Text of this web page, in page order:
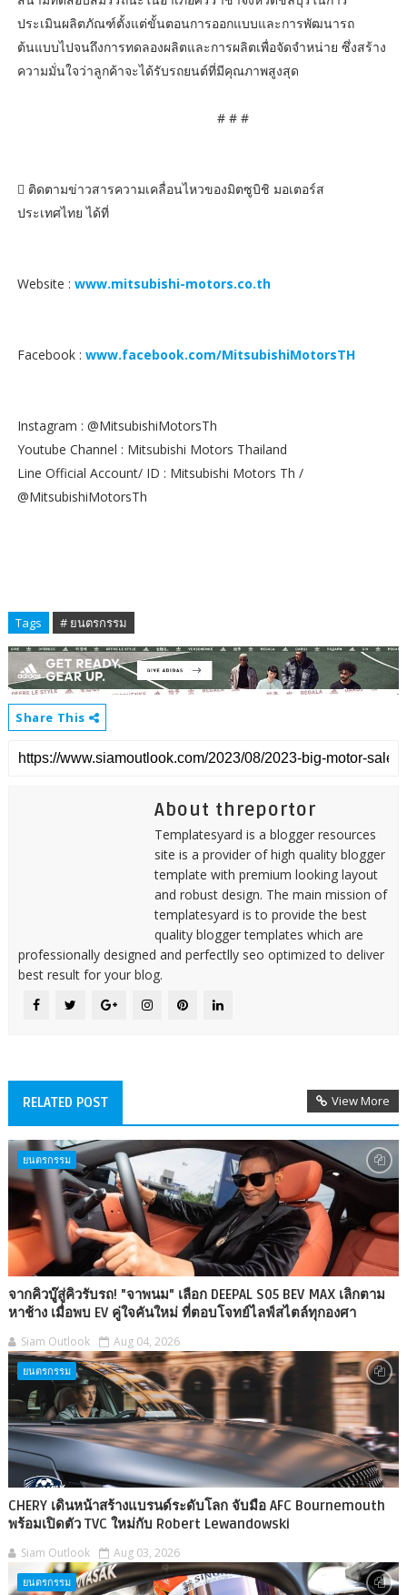
ประเมินผลิตภัณฑ์ตั้งแต่ขั้นตอนการออกแบบและการพัฒนารถ
ต้นแบบไปจนถึงการทดลองผลิตและการผลิตเพื่อจัดจำหน่าย ซึ่งสร้าง
ความมั่นใจว่าลูกค้าจะได้รับรถยนต์ที่มีคุณภาพสูงสุด
# # #
 ติดตามข่าวสารความเคลื่อนไหวของมิตซูบิชิ มอเตอร์ส
ประเทศไทย ได้ที่
Website : www.mitsubishi-motors.co.th
Facebook : www.facebook.com/MitsubishiMotorsTH
Instagram : @MitsubishiMotorsTh
Youtube Channel : Mitsubishi Motors Thailand
Line Official Account/ ID : Mitsubishi Motors Th /
@MitsubishiMotorsTh
Tags # ยนตรกรรม
Share This
About threportor
Templatesyard is a blogger resources
site is a provider of high quality blogger
template with premium looking layout
and robust design. The main mission of
templatesyard is to provide the best
quality blogger templates which are
professionally designed and perfectlly seo optimized to deliver
best result for your blog.
RELATED POST View More
ยนตรกรรม
จากคิวบู๊สู่คิวรับรถ! "จาพนม" เลือก DEEPAL S05 BEV MAX เลิกตาม
หาช้าง เมื่อพบ EV คู่ใจคันใหม่ ที่ตอบโจทย์ไลฟ์สไตล์ทุกองศา
Siam Outlook Aug 04, 2026
ยนตรกรรม
CHERY เดินหน้าสร้างแบรนด์ระดับโลก จับมือ AFC Bournemouth
พร้อมเปิดตัว TVC ใหม่กับ Robert Lewandowski
Siam Outlook Aug 03, 2026
ยนตรกรรม